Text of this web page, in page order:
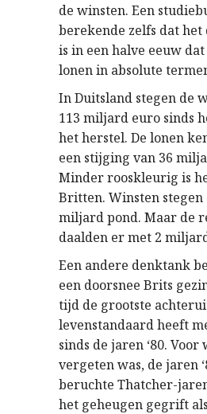
de winsten. Een
berekende zelfs dat het
is in een halve eeuw
lonen in absolute
In Duitsland stegen de
113 miljard euro sinds
het herstel. De lonen
een stijging van 36
Minder rooskleurig is
Britten. Winsten stegen
miljard pond. Maar de
daalden er met 2
Een andere denktank
een doorsnee Brits
tijd de grootste
levenstandaard heeft
sinds de jaren ‘80. Voor
vergeten was, de jaren
beruchte Thatcher-
het geheugen gegrift